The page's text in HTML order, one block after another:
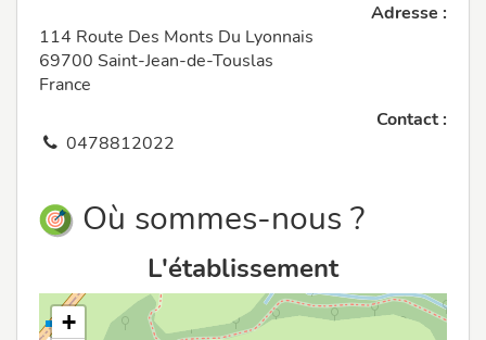
Adresse :
114 Route Des Monts Du Lyonnais
69700 Saint-Jean-de-Touslas
France
Contact :
0478812022
Où sommes-nous ?
L'établissement
+